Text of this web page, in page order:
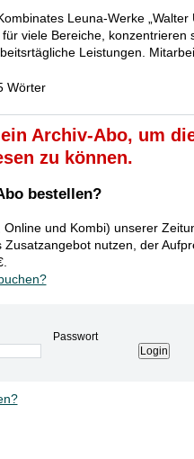
Leuna-Werke „Walter
viele Bereiche, konzentrieren
Leistungen.
Wörter
Archiv-Abo, um
zu können.
bestellen?
Online und Kombi) unserer
Zusatzangebot nutzen, der
Passwort